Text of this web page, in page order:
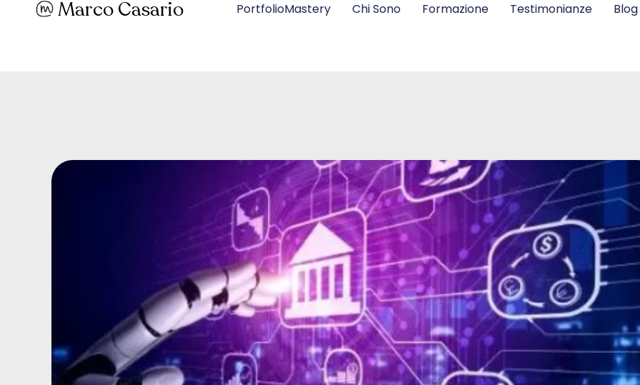
Marco Casario PortfolioMastery Chi Sono Formazione Testimonianze Blog